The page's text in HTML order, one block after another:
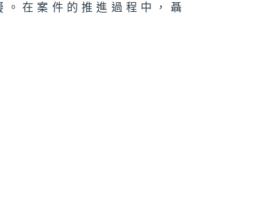
在案件的推進過程中，聶